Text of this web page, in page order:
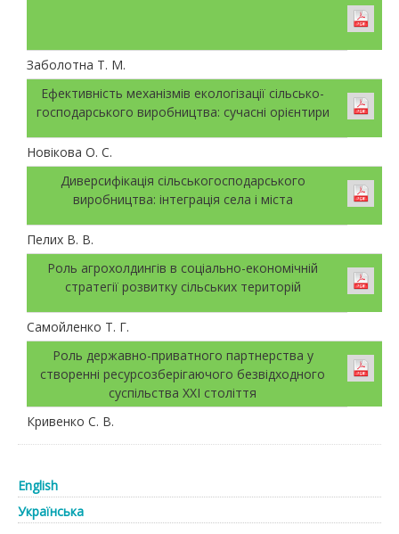
Заболотна Т. М.
Ефективність механізмів екологізації сільсько-
господарського виробництва: сучасні орієнтири
Новікова О. С.
Диверсифікація сільськогосподарського
виробництва: інтеграція села і міста
Пелих В. В.
Роль агрохолдингів в соціально-економічній
стратегії розвитку сільських територій
Самойленко Т. Г.
Роль державно-приватного партнерства у
створенні ресурсозберігаючого безвідходного
суспільства XXI століття
Кривенко С. В.
English
Українська